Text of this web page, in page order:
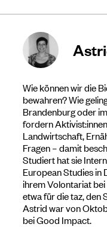
Wie können wir die
bewahren? Wie
Brandenburg oder
fordern
Landwirtschaft,
Fragen – damit
Studiert hat sie
European Studies in
ihrem Volontariat bei
etwa für die taz, den
Astrid war von
bei Good Impact.